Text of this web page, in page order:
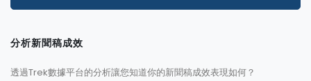
分析新聞稿成效
透過Trek數據平台的分析讓您知道你的新聞稿成效表現如何？